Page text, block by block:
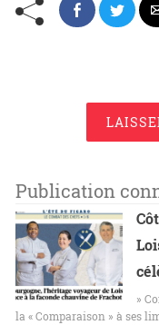
Publication
»
la « Comparaison » à ses